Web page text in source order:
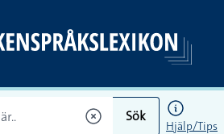
Sök
Hjälp/Tips